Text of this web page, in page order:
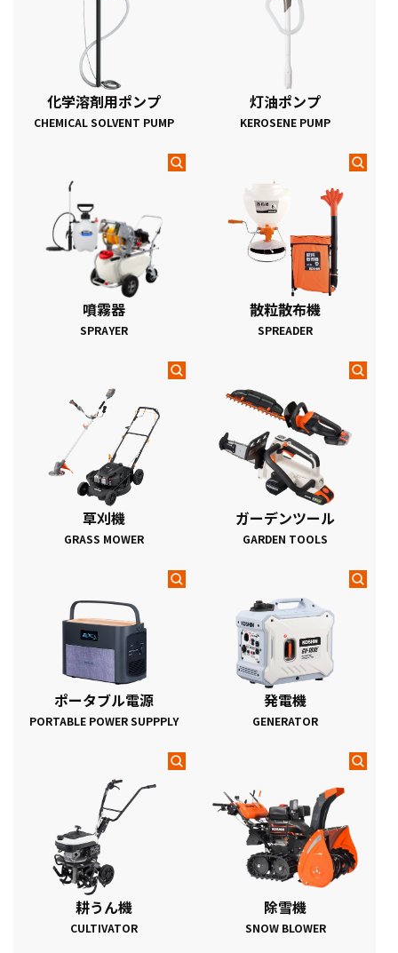
化学溶剤用ポンプ
CHEMICAL SOLVENT PUMP
灯油ポンプ
KEROSENE PUMP
噴霧器
SPRAYER
散粒散布機
SPREADER
草刈機
GRASS MOWER
ガーデンツール
GARDEN TOOLS
ポータブル電源
PORTABLE POWER SUPPPLY
発電機
GENERATOR
耕うん機
CULTIVATOR
除雪機
SNOW BLOWER